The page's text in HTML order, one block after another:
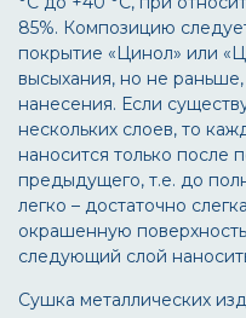
85%. Композицию
покрытие «Цинол» или
высыхания, но не
нанесения. Если
нескольких слоев, то
наносится только после
предыдущего, т.е. до
легко – достаточно
окрашенную
следующий слой
Сушка металлических